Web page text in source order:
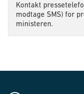
Kontakt
modtage SMS) for
ministeren.